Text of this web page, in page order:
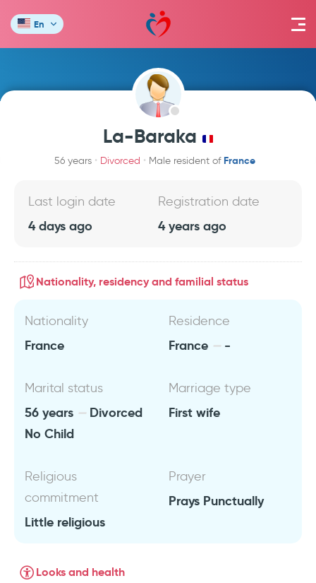
En
La-Baraka
56 years Divorced Male resident of France
Last login date
4 days ago
Registration date
4 years ago
Nationality, residency and familial status
Nationality
France
Residence
France -
Marital status
56 years
Divorced
No Child
Marriage type
First wife
Religious
commitment
Little religious
Prayer
Prays Punctually
Looks and health